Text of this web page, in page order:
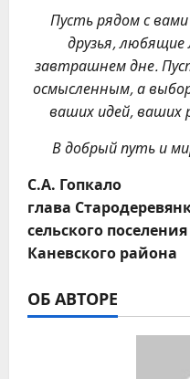
Пусть рядом с
друзья,
завтрашнем дне.
осмысленным, а
ваших идей, ваших
В добрый путь и
С.А. Гопкало
глава
сельского поселения
Каневского района
ОБ АВТОРЕ